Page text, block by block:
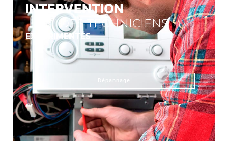
INTERVENTION
DES TECHNICIENS
EXPÉRIMENTÉS
Dépannage